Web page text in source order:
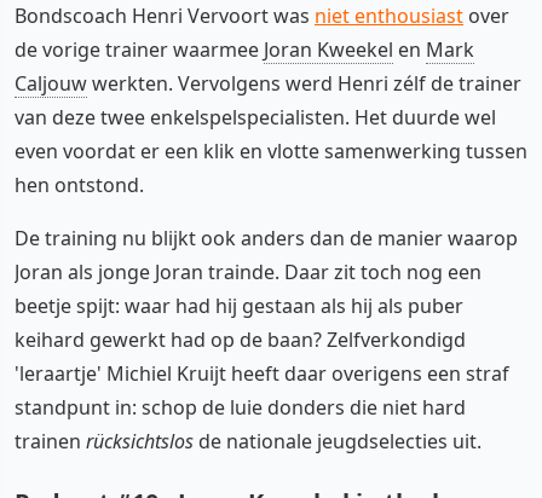
Bondscoach Henri Vervoort was niet enthousiast over
de vorige trainer waarmee Joran Kweekel en Mark
Caljouwwerkten. Vervolgens werd Henri zélf de trainer
van deze twee enkelspelspecialisten. Het duurde wel
even voordat er een klik en vlotte samenwerking tussen
hen ontstond.
De training nu blijkt ook anders dan de manier waarop
Joran als jonge Joran trainde. Daar zit toch nog een
beetje spijt: waar had hij gestaan als hij als puber
keihard gewerkt had op de baan? Zelfverkondigd
'leraartje' Michiel Kruijt heeft daar overigens een straf
standpunt in: schop de luie donders die niet hard
trainen rücksichtslos de nationale jeugdselecties uit.